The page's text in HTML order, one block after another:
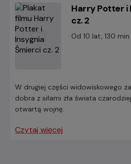
Harry Potter i
cz. 2
Od 10 lat, 130 min
W drugiej części widowiskowego
dobra z siłami zła świata
otwartą wojnę.
Czytaj więcej